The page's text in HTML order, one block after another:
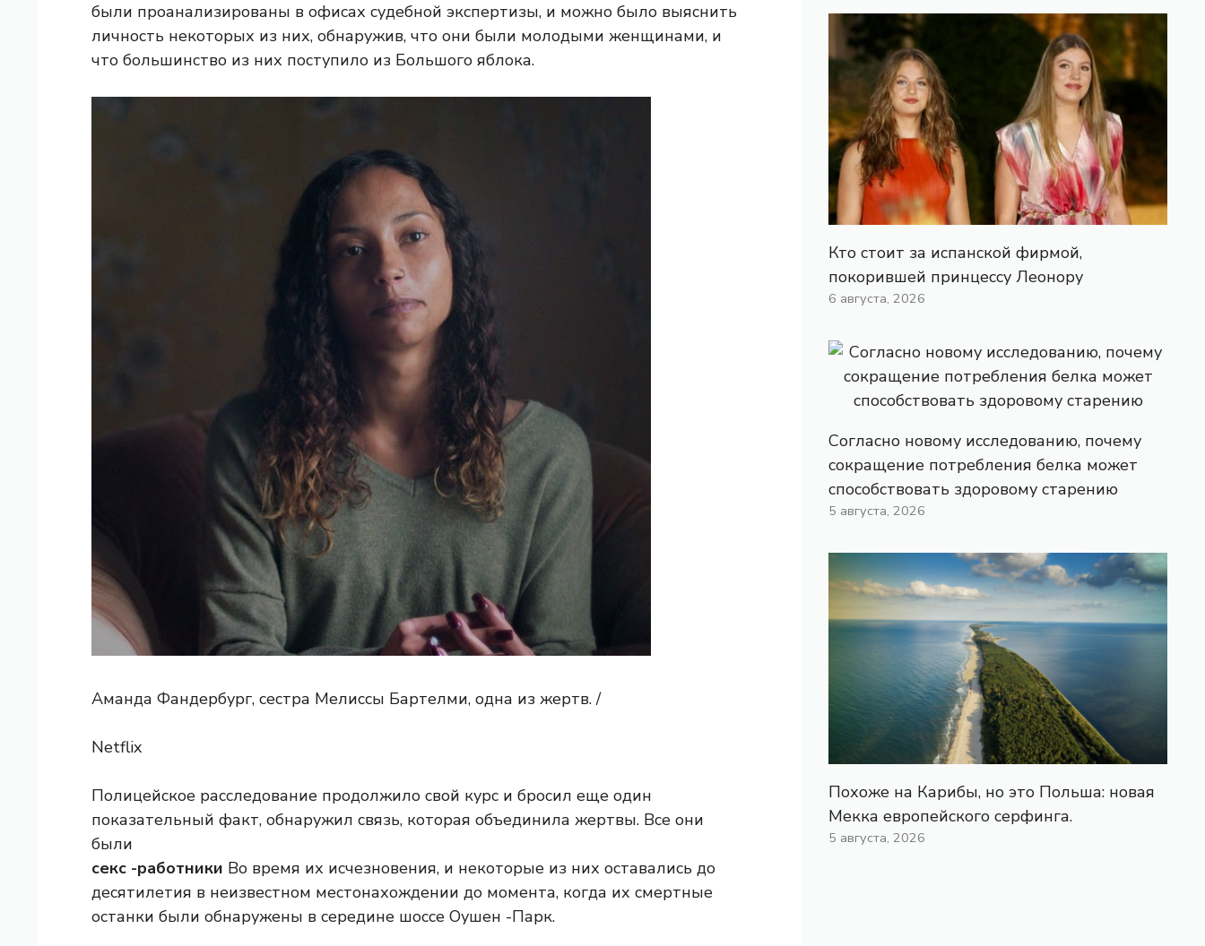
были проанализированы в офисах судебной экспертизы, и можно было выяснить
личность некоторых из них, обнаружив, что они были молодыми женщинами, и
что большинство из них поступило из Большого яблока.
Аманда Фандербург, сестра Мелиссы Бартелми, одна из жертв. /
Netflix
Полицейское расследование продолжило свой курс и бросил еще один
показательный факт, обнаружил связь, которая объединила жертвы. Все они
были
секс -работники Во время их исчезновения, и некоторые из них оставались до
десятилетия в неизвестном местонахождении до момента, когда их смертные
останки были обнаружены в середине шоссе Оушен -Парк.
Кто стоит за испанской фирмой,
покорившей принцессу Леонору
6 августа, 2026
Согласно новому исследованию, почему
сокращение потребления белка может
способствовать здоровому старению
5 августа, 2026
Похоже на Карибы, но это Польша: новая
Мекка европейского серфинга.
5 августа, 2026